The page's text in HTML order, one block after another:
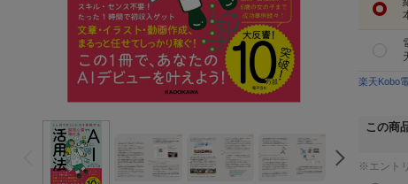
楽天Kobo
この商
※エント